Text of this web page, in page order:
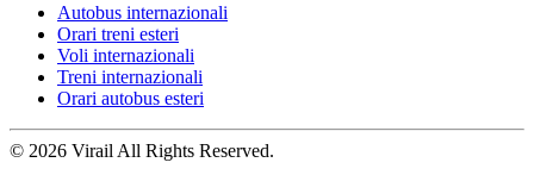
Autobus internazionali
Orari treni esteri
Voli internazionali
Treni internazionali
Orari autobus esteri
© 2026 Virail All Rights Reserved.